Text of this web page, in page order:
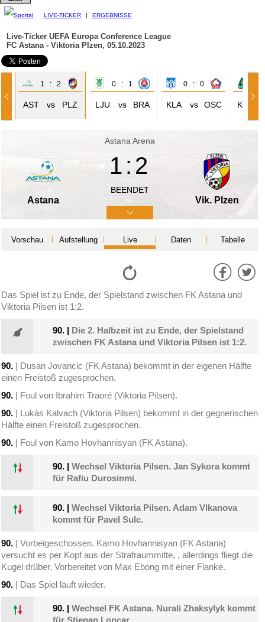
LIVE-TICKER | ERGEBNISSE
Live-Ticker UEFA Europa Conference League
FC Astana - Viktoria Plzen, 05.10.2023
1 : 2
AST vs PLZ
0 : 1
LJU vs BRA
0 : 0
KLA vs OSC KOP
Astana Arena
Astana
1:2
BEENDET
Vik. Plzen
Vorschau Aufstellung Live Daten Tabelle
Das Spiel ist zu Ende, der Spielstand zwischen FK Astana und
Viktoria Pilsen ist 1:2.
90. | Die 2. Halbzeit ist zu Ende, der Spielstand
zwischen FK Astana und Viktoria Pilsen ist 1:2.
90. | Dusan Jovancic (FK Astana) bekommt in der eigenen Hälfte
einen Freistoß zugesprochen.
90. | Foul von Ibrahim Traoré (Viktoria Pilsen).
90. | Lukás Kalvach (Viktoria Pilsen) bekommt in der gegnerischen
Hälfte einen Freistoß zugesprochen.
90. | Foul von Kamo Hovhannisyan (FK Astana).
90. |Wechsel Viktoria Pilsen. Jan Sykora kommt
für Rafiu Durosinmi.
90. |Wechsel Viktoria Pilsen. Adam Vlkanova
kommt für Pavel Sulc.
90. | Vorbeigeschossen. Kamo Hovhannisyan (FK Astana)
versucht es per Kopf aus der Strafraummitte, , allerdings fliegt die
Kugel drüber. Vorbereitet von Max Ebong mit einer Flanke.
90. | Das Spiel läuft wieder.
90. |Wechsel FK Astana. Nurali Zhaksylyk kommt